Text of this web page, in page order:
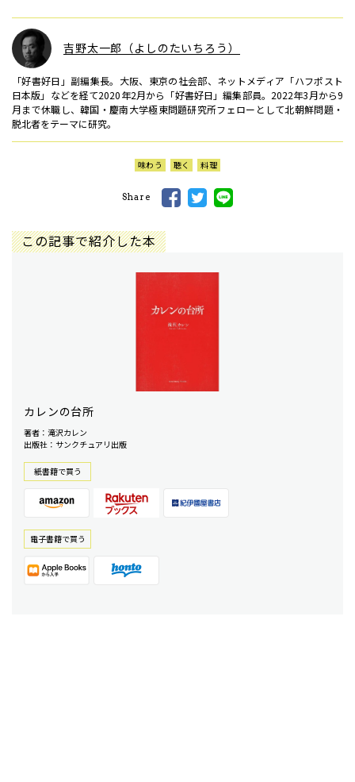
吉野太一郎（よしのたいちろう）
「好書好日」副編集長。大阪、東京の社会部、ネットメディア「ハフポスト
日本版」などを経て2020年2月から「好書好日」編集部員。2022年3月から9
月まで休職し、韓国・慶南大学極東問題研究所フェローとして北朝鮮問題・
脱北者をテーマに研究。
味わう 聴く 料理
Share
この記事で紹介した本
カレンの台所
著者：滝沢カレン
出版社：サンクチュアリ出版
紙書籍で買う
電⼦書籍で買う